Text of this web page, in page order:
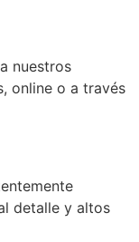
nuestros
online o a través
detalle y altos